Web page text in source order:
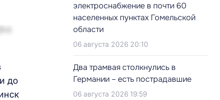
до
электроснабжение в почти 60
населенных пунктах Гомельской
области
06 августа 2026 20:10
Два трамвая столкнулись в
Германии – есть пострадавшие
06 августа 2026 19:59